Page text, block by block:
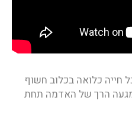
חייה כלואה בכלוב חשוף
הרך של האדמה תחת